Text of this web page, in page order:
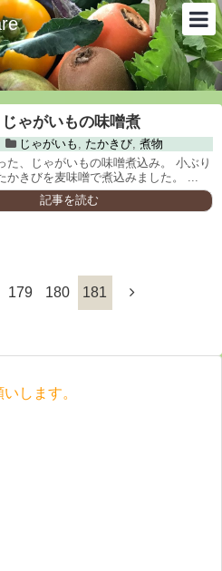
ゃがいもの味噌煮
じゃがいも , たかきび, 煮物
た、じゃがいもの味噌煮込み。 小ぶり
かきびを麦味噌で煮込みました。 ...
記事を読む
179 180 181
します。